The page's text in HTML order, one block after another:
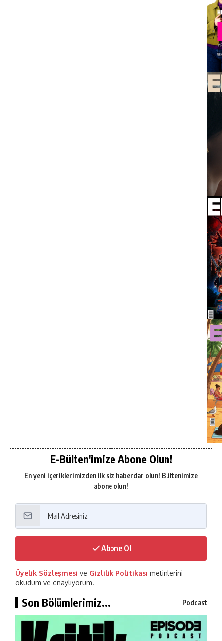
E-Bülten'imize Abone Olun!
En yeni içeriklerimizden ilk siz haberdar olun! Bültenimize
abone olun!
Abone Ol
Üyelik Sözleşmesi ve Gizlilik Politikası metinlerini
okudum ve onaylıyorum.
Son Bölümlerimiz... Podcast